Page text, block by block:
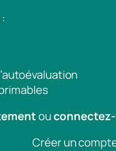
ou
Créer un